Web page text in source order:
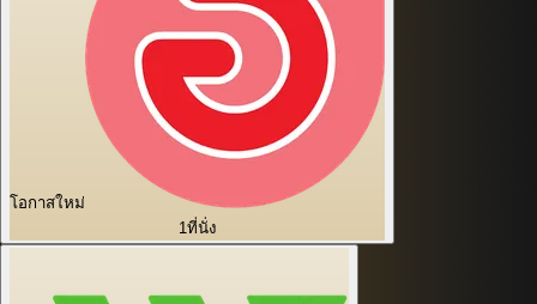
โอกาสใหม่
1ที่นั่ง